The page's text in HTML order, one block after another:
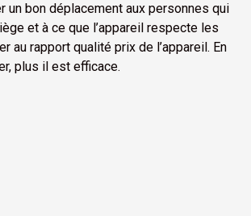
bon déplacement aux personnes qui
et à ce que l’appareil respecte les
rapport qualité prix de l’appareil. En
plus il est efficace.